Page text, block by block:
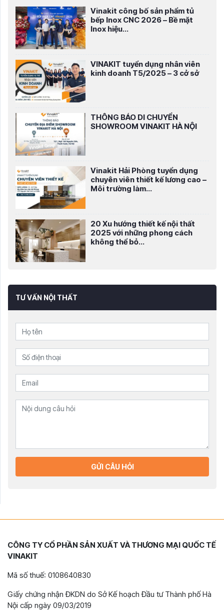
Vinakit công bố sản phẩm tủ
bếp Inox CNC 2026 – Bề mặt
Inox hiệu...
VINAKIT tuyển dụng nhân viên
kinh doanh T5/2025 – 3 cở sở
THÔNG BÁO DI CHUYỂN
SHOWROOM VINAKIT HÀ NỘI
Vinakit Hải Phòng tuyển dụng
chuyên viên thiết kế lương cao –
Môi trường làm...
20 Xu hướng thiết kế nội thất
2025 với những phong cách
không thể bỏ...
TƯ VẤN NỘI THẤT
GỬI CÂU HỎI
CÔNG TY CỔ PHẦN SẢN XUẤT VÀ THƯƠNG MẠI QUỐC TẾ
VINAKIT
Mã số thuế: 0108640830
Giấy chứng nhận ĐKDN do Sở Kế hoạch Đầu tư Thành phố Hà
Nội cấp ngày 09/03/2019